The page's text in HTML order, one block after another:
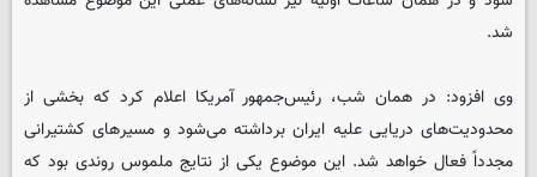
شد.
وی افزود: در همان شب، رئیس‌جمهور آمریکا اعلام کرد که بخشی از
محدودیت‌های دریایی علیه ایران برداشته می‌شود و مسیرهای کشتیرانی
مجدداً فعال خواهد شد. این موضوع یکی از نتایج ملموس روندی بود که